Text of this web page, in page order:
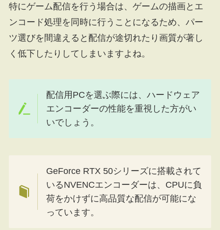
特にゲーム配信を行う場合は、ゲームの描画とエ
ンコード処理を同時に行うことになるため、パー
ツ選びを間違えると配信が途切れたり画質が著し
く低下したりしてしまいますよね。
配信用PCを選ぶ際には、ハードウェア
エンコーダーの性能を重視した方がい
いでしょう。
GeForce RTX 50シリーズに搭載されて
いるNVENCエンコーダーは、CPUに負
荷をかけずに高品質な配信が可能にな
っています。